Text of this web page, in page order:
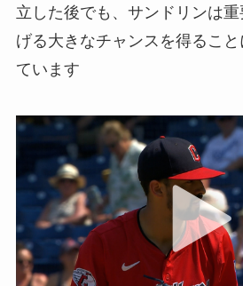
立した後でも、サンドリンは
げる大きなチャンスを得るこ
ています